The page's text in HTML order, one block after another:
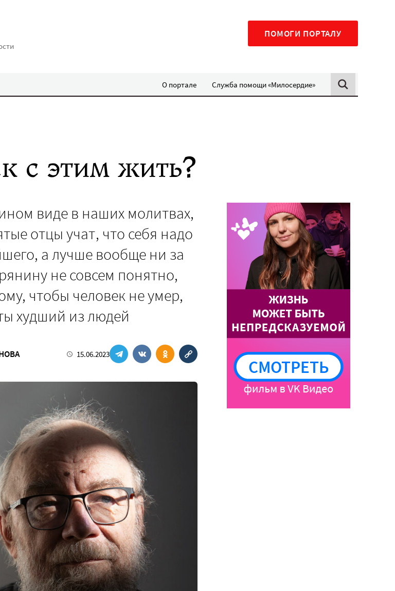
ПОМОГИ ПОРТАЛУ
О портале Служба помощи «Милосердие»
с этим жить?
виде в наших молитвах,
отцы учат, что себя надо
а лучше вообще ни за
не совсем понятно,
чтобы человек не умер,
худший из людей
15.06.2023